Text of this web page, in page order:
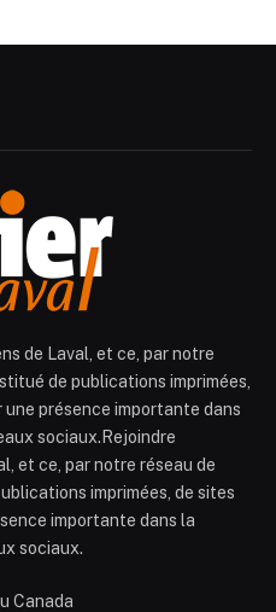
de Laval, et ce, par notre
de publications imprimées,
présence importante dans
sociaux.Rejoindre
et ce, par notre réseau de
imprimées, de sites
importante dans la
sociaux.
Canada